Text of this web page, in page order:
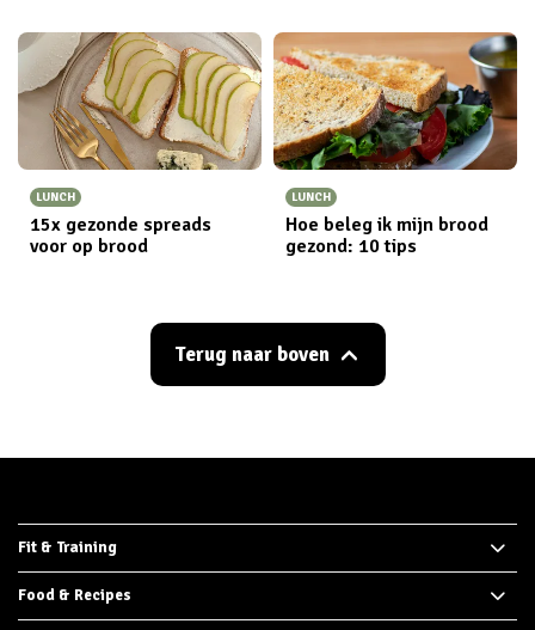
LUNCH
15x gezonde spreads
voor op brood
LUNCH
Hoe beleg ik mijn brood
gezond: 10 tips
Terug naar boven
Fit & Training
Food & Recipes